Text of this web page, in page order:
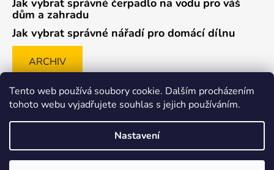
Tento web používá soubory cookie. Dalším procházením
tohoto webu vyjadřujete souhlas s jejich používáním.
Nastavení
Jak vybrat správné čerpadlo na vodu pro váš
dům a zahradu
Jak vybrat správné nářadí pro domácí dílnu
ARCHIV
Způsob ověřování recenzí